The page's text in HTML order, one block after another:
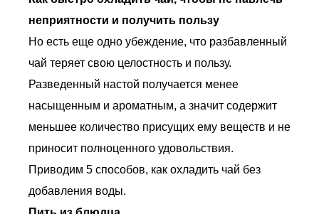
неприятности и получить пользу
Но есть еще одно убеждение, что разбавленный
чай теряет свою целостность и пользу.
Разведенный настой получается менее
насыщенным и ароматным, а значит содержит
меньшее количество присущих ему веществ и не
приносит полноценного удовольствия.
Приводим 5 способов, как охладить чай без
добавления воды.